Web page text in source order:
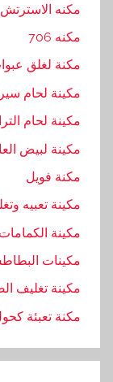
مكنه
مكنه 706
مكنة لغلق
مكينة لحام
مكينة لحام
مكينة لبيض
مكنة فويل
مكينة تعبيه
مكينة الكمامات
مكينات
مكينة تغليف
مكنة تعبئة